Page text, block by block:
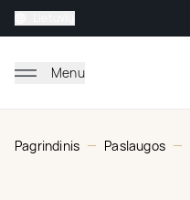
Menu
Pagrindinis Paslaugos